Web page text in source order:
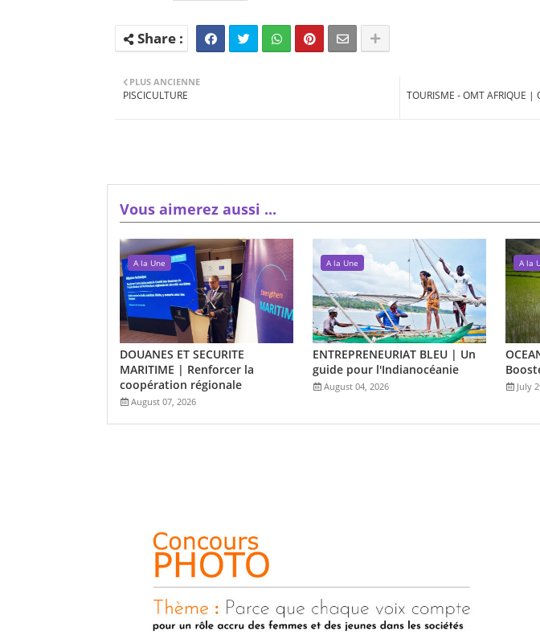
TOURISME - OMT AFRIQUE
PLUS ANCIENNE
PISCICULTURE
Vous aimerez aussi ...
A la Une
DOUANES ET SECURITE
MARITIME | Renforcer la
coopération régionale
August 07, 2026
A la Une
ENTREPRENEURIAT BLEU | Un
guide pour l'Indianocéanie
August 04, 2026
A la
July